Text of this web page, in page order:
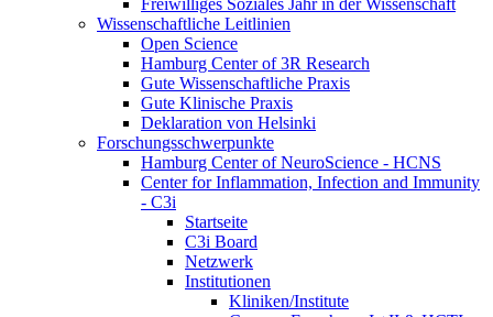
Freiwilliges Soziales Jahr in der Wissenschaft
Wissenschaftliche Leitlinien
Open Science
Hamburg Center of 3R Research
Gute Wissenschaftliche Praxis
Gute Klinische Praxis
Deklaration von Helsinki
Forschungsschwerpunkte
Hamburg Center of NeuroScience - HCNS
Center for Inflammation, Infection and Immunity
- C3i
Startseite
C3i Board
Netzwerk
Institutionen
Kliniken/Institute